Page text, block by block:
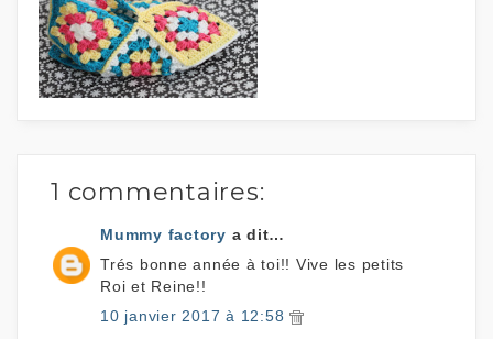
1 commentaires:
Mummy factory a dit…
Trés bonne année à toi!! Vive les petits
Roi et Reine!!
10 janvier 2017 à 12:58